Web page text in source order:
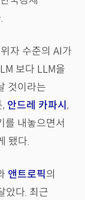
자 수준의 AI가
보다 LLM을
것이라는
안드레 카파시 ,
를 내놓으면서
됐다.
앤트로픽의
았다. 최근